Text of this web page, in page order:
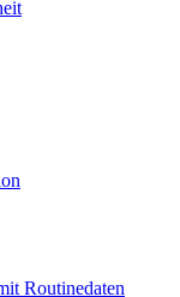
Routinedaten